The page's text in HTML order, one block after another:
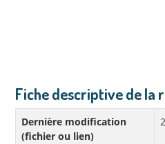
Fiche descriptive de la
Dernière modification
(fichier ou lien)